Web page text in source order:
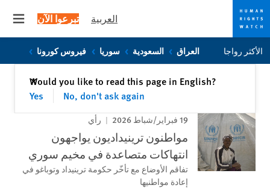
Skip
to
Skip
to
العربية تبرعوا الآن
الأكثر رواجا العراق السعودية سوريا فيروس كورونا
Would you like to read this page in English?
Yes
No, don't ask again
✕إغلاق
19 فبراير/شباط 2026 رأي
مواطنون ترينيداديون يواجهون
انتهاكات متصاعدة في مخيم سوري
تفاقم الأوضاع مع تأخّر حكومة ترينيداد وتوباغو في
إعادة مواطنيها